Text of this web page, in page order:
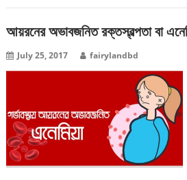
আয়রনের অভাবজনিত রক্তস্বল্পতা বা
July 25, 2017 fairylandbd